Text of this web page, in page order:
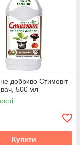
добриво Стимовіт
500 мл
Купити